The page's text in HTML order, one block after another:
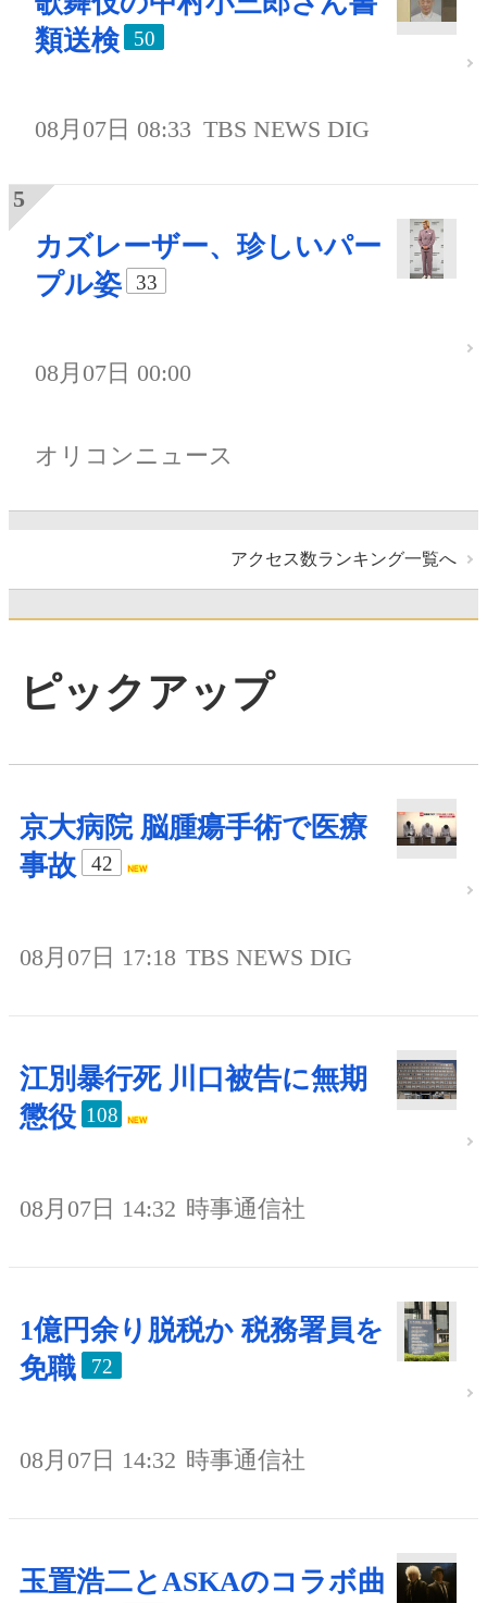
類送検
50
08月07日 08:33 TBS NEWS DIG
カズレーザー、珍しいパー
プル姿
33
08月07日 00:00
オリコンニュース
アクセス数ランキング一覧へ
ピックアップ
京大病院 脳腫瘍手術で医療
事故
42
08月07日 17:18 TBS NEWS DIG
江別暴行死 川口被告に無期
懲役 108
08月07日 14:32 時事通信社
1億円余り脱税か 税務署員を
免職
72
08月07日 14:32 時事通信社
玉置浩二とASKAのコラボ曲